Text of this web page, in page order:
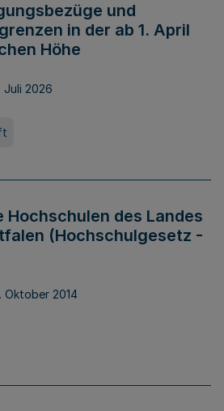
und
in der ab 1. April
Höhe
Juli 2026
Hochschulen des Landes
(Hochschulgesetz -
Oktober 2014